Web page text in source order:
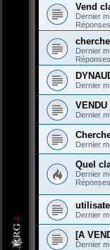
Vend
Dernier
Dernier
Dernier
VENDU
Dernier
Dernier
Quel
Dernier
Dernier
[A
Dernier